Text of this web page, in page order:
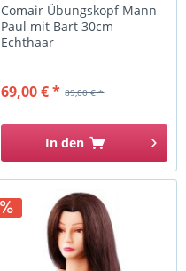
Comair Übungskopf Mann
Paul mit Bart 30cm
Echthaar
89,00 € *
69,00 € *
In den